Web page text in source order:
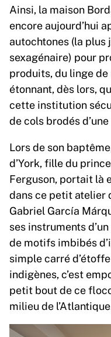
Ainsi, la maison
encore aujourd’hui
autochtones (la plus
sexagénaire) pour
produits, du linge de
étonnant, dès lors,
cette institution
de cols brodés
Lors de son
d’York, fille du
Ferguson, portait là
dans ce petit atelier
Gabriel García
ses instruments
de motifs imbibés
simple carré
indigènes, c’est
petit bout de ce
milieu de